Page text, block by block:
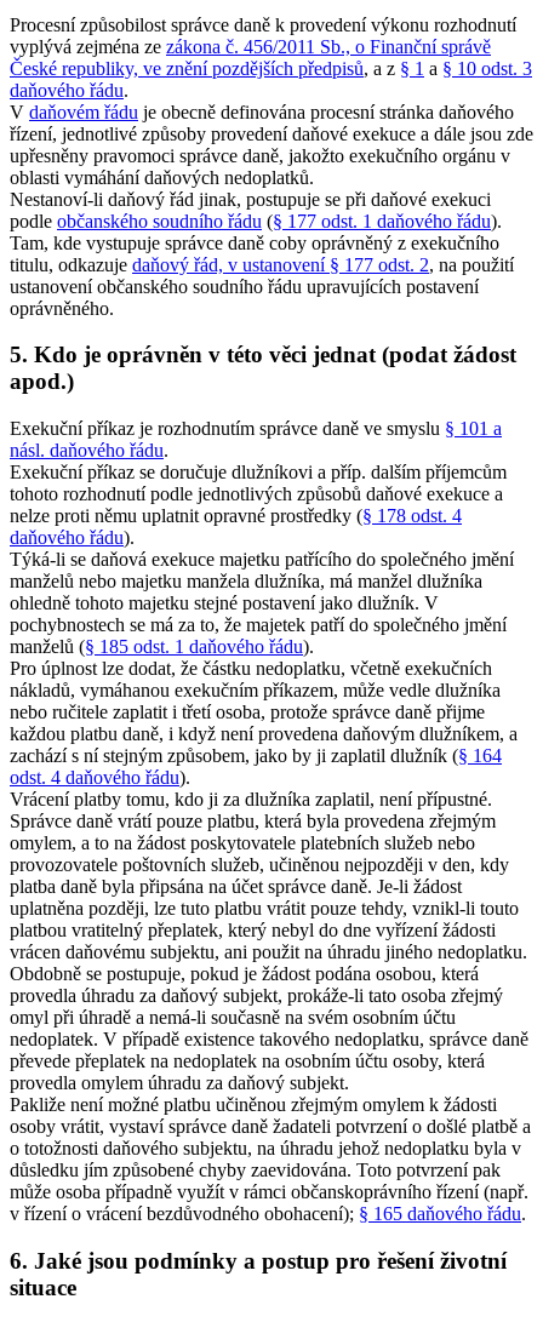
Procesní způsobilost správce daně k provedení výkonu rozhodnutí
vyplývá zejména ze zákona č. 456/2011 Sb., o Finanční správě
České republiky, ve znění pozdějších předpisů, a z § 1 a § 10 odst. 3
daňového řádu.
V daňovém řádu je obecně definována procesní stránka daňového
řízení, jednotlivé způsoby provedení daňové exekuce a dále jsou zde
upřesněny pravomoci správce daně, jakožto exekučního orgánu v
oblasti vymáhání daňových nedoplatků.
Nestanoví-li daňový řád jinak, postupuje se při daňové exekuci
podle občanského soudního řádu (§ 177 odst. 1 daňového řádu).
Tam, kde vystupuje správce daně coby oprávněný z exekučního
titulu, odkazuje daňový řád, v ustanovení § 177 odst. 2, na použití
ustanovení občanského soudního řádu upravujících postavení
oprávněného.
5. Kdo je oprávněn v této věci jednat (podat žádost
apod.)
Exekuční příkaz je rozhodnutím správce daně ve smyslu § 101 a
násl. daňového řádu.
Exekuční příkaz se doručuje dlužníkovi a příp. dalším příjemcům
tohoto rozhodnutí podle jednotlivých způsobů daňové exekuce a
nelze proti němu uplatnit opravné prostředky (§ 178 odst. 4
daňového řádu).
Týká-li se daňová exekuce majetku patřícího do společného jmění
manželů nebo majetku manžela dlužníka, má manžel dlužníka
ohledně tohoto majetku stejné postavení jako dlužník. V
pochybnostech se má za to, že majetek patří do společného jmění
manželů (§ 185 odst. 1 daňového řádu).
Pro úplnost lze dodat, že částku nedoplatku, včetně exekučních
nákladů, vymáhanou exekučním příkazem, může vedle dlužníka
nebo ručitele zaplatit i třetí osoba, protože správce daně přijme
každou platbu daně, i když není provedena daňovým dlužníkem, a
zachází s ní stejným způsobem, jako by ji zaplatil dlužník (§ 164
odst. 4 daňového řádu).
Vrácení platby tomu, kdo ji za dlužníka zaplatil, není přípustné.
Správce daně vrátí pouze platbu, která byla provedena zřejmým
omylem, a to na žádost poskytovatele platebních služeb nebo
provozovatele poštovních služeb, učiněnou nejpozději v den, kdy
platba daně byla připsána na účet správce daně. Je-li žádost
uplatněna později, lze tuto platbu vrátit pouze tehdy, vznikl-li touto
platbou vratitelný přeplatek, který nebyl do dne vyřízení žádosti
vrácen daňovému subjektu, ani použit na úhradu jiného nedoplatku.
Obdobně se postupuje, pokud je žádost podána osobou, která
provedla úhradu za daňový subjekt, prokáže-li tato osoba zřejmý
omyl při úhradě a nemá-li současně na svém osobním účtu
nedoplatek. V případě existence takového nedoplatku, správce daně
převede přeplatek na nedoplatek na osobním účtu osoby, která
provedla omylem úhradu za daňový subjekt.
Pakliže není možné platbu učiněnou zřejmým omylem k žádosti
osoby vrátit, vystaví správce daně žadateli potvrzení o došlé platbě a
o totožnosti daňového subjektu, na úhradu jehož nedoplatku byla v
důsledku jím způsobené chyby zaevidována. Toto potvrzení pak
může osoba případně využít v rámci občanskoprávního řízení (např.
v řízení o vrácení bezdůvodného obohacení); § 165 daňového řádu.
6. Jaké jsou podmínky a postup pro řešení životní
situace